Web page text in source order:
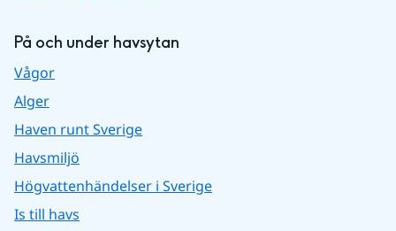
På och under havsytan
Vågor
Alger
Haven runt Sverige
Havsmiljö
Högvattenhändelser i Sverige
Is till havs